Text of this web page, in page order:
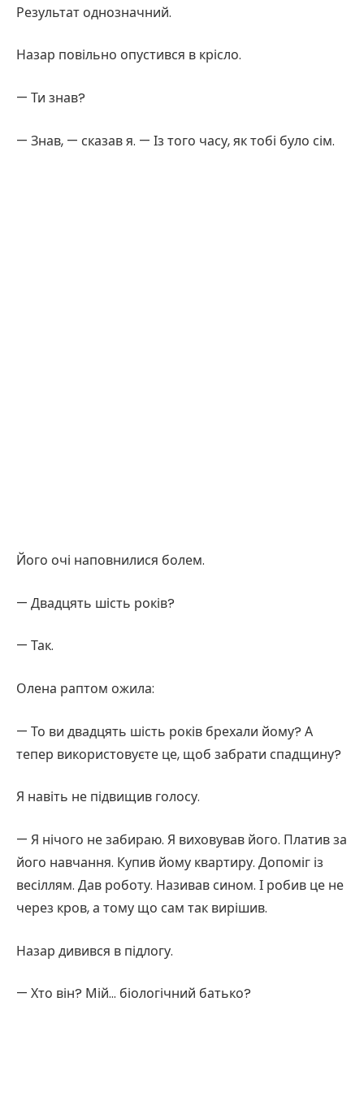
Результат однозначний.
Назар повільно опустився в крісло.
— Ти знав?
— Знав, — сказав я. — Із того часу, як тобі було сім.
Його очі наповнилися болем.
— Двадцять шість років?
— Так.
Олена раптом ожила:
— То ви двадцять шість років брехали йому? А
тепер використовуєте це, щоб забрати спадщину?
Я навіть не підвищив голосу.
— Я нічого не забираю. Я виховував його. Платив за
його навчання. Купив йому квартиру. Допоміг із
весіллям. Дав роботу. Називав сином. І робив це не
через кров, а тому що сам так вирішив.
Назар дивився в підлогу.
— Хто він? Мій… біологічний батько?